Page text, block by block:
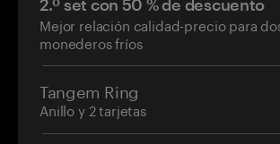
2.º set con 50 % de descuento
Mejor relación calidad-precio para
monederos fríos
Tangem Ring
Anillo y 2 tarjetas